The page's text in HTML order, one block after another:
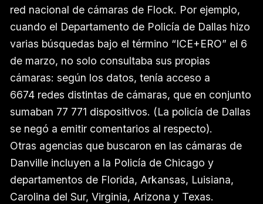
red nacional de cámaras de Flock. Por ejemplo,
cuando el Departamento de Policía de Dallas hizo
varias búsquedas bajo el término “ICE+ERO” el 6
de marzo, no solo consultaba sus propias
cámaras: según los datos, tenía acceso a
6674 redes distintas de cámaras, que en conjunto
sumaban 77 771 dispositivos. (La policía de Dallas
se negó a emitir comentarios al respecto).
Otras agencias que buscaron en las cámaras de
Danville incluyen a la Policía de Chicago y
departamentos de Florida, Arkansas, Luisiana,
Carolina del Sur, Virginia, Arizona y Texas.